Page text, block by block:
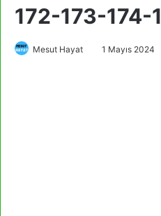
172-173-174-
Mesut Hayat 1 Mayıs 2024